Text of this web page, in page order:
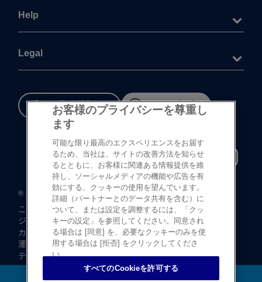
Help
Legal
重要な​安全情報 Cookie 設定
® 登録商標©Johnson & Johnson K.K. 1997-2026
この​サイトならびに​サイト内の​コンテンツは、​
ジョンソン・ エンド・ ジョンソン株式会社 ビジョンケア
カンパニーに​よって、​日本国内向けに​制作・ ​
運営されています。
テキストデータならびに​画像データの​無断転載は​お断り​
いたします。
お客様のプライバシーを尊重し
ます
可能な限り最高のエクスペリエンスをお届す
るため、当社は、サイトの改善方法を知らせ
るとともに、お客様に関連ある情報提供を維
持し、ソーシャルメディアの機能や広告を有
効にする、クッキーの使用を望んでいます。
詳細（パートナーとのデータ共有を含む）に
ついて、または設定を調整するには、「クッ
キーの設定」を参照してください。同意され
る場合は [同意] を、必要なクッキーのみを使
用する場合は [拒否] をクリックしてくださ
い。
すべてのCookieを許可する